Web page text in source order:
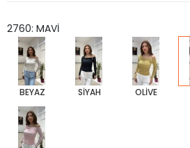
2760: MAVİ
BEYAZ SİYAH OLİVE